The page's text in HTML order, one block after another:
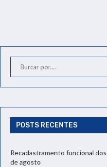
POSTS RECENTES
Recadastramento funcional
de agosto